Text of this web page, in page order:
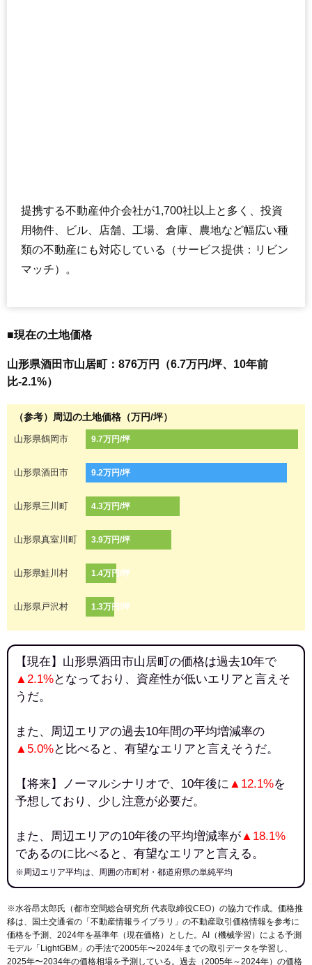
提携する不動産仲介会社が1,700社以上と多く、投資
用物件、ビル、店舗、工場、倉庫、農地など幅広い種
類の不動産にも対応している（サービス提供：リビン
マッチ）。
■現在の土地価格
山形県酒田市山居町：876万円（6.7万円/坪、10年前
比-2.1%）
（参考）周辺の土地価格（万円/坪）
山形県鶴岡市 9.7万円/坪
山形県酒田市 9.2万円/坪
山形県三川町 4.3万円/坪
山形県真室川町 3.9万円/坪
山形県鮭川村 1.4万円/坪
山形県戸沢村 1.3万円/坪
【現在】山形県酒田市山居町の価格は過去10年で
▲2.1%となっており、資産性が低いエリアと言えそ
うだ。
また、周辺エリアの過去10年間の平均増減率の
▲5.0%と比べると、有望なエリアと言えそうだ。
【将来】ノーマルシナリオで、10年後に ▲12.1%を
予想しており、少し注意が必要だ。
また、周辺エリアの10年後の平均増減率が▲18.1%
であるのに比べると、有望なエリアと言える。
※周辺エリア平均は、周囲の市町村・都道府県の単純平均
※水谷昂太郎氏（都市空間総合研究所 代表取締役CEO）の協力で作成。価格推
移は、国土交通省の「 不動産情報ライブラリ 」の不動産取引価格情報を参考に
価格を予測、2024年を基準年（現在価格）とした。AI（機械学習）による予測
モデル「LightGBM」の手法で2005年〜2024年までの取引データを学習し、
2025年〜2034年の価格相場を予測している。過去（2005年～2024年）の価格